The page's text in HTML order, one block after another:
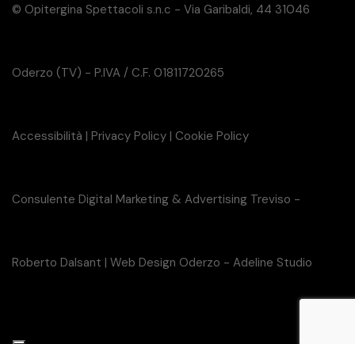
© Opitergina Spettacoli s.n.c - Via Garibaldi, 44 31046
Oderzo (TV) - P.IVA / C.F. 01811720265
Accessibilità | Privacy Policy | Cookie Policy
Consulente Digital Marketing & Advertising Treviso -
Roberto Dalsant | Web Design Oderzo - Adeline Studio